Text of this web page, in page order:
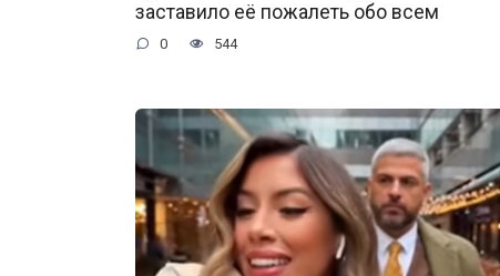
заставило её пожалеть обо всем
0 544